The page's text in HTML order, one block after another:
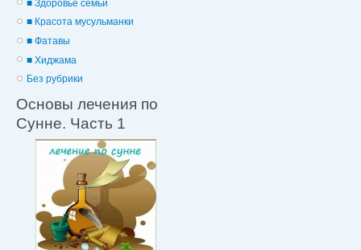
■ Здоровье семьи
■ Красота мусульманки
■ Фатавы
■ Хиджама
Без рубрики
Основы лечения по
Сунне. Часть 1